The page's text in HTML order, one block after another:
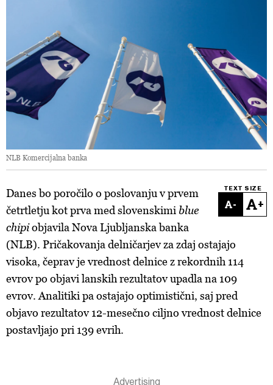
NLB Komercijalna banka
TEXT SIZE
- +
Danes bo poročilo o poslovanju v prvem
četrtletju kot prva med slovenskimi blue
chipiobjavila Nova Ljubljanska banka
(NLB). Pričakovanja delničarjev za zdaj ostajajo
visoka, čeprav je vrednost delnice z rekordnih 114
evrov po objavi lanskih rezultatov upadla na 109
evrov. Analitiki pa ostajajo optimistični, saj pred
objavo rezultatov 12-mesečno ciljno vrednost delnice
postavljajo pri 139 evrih.